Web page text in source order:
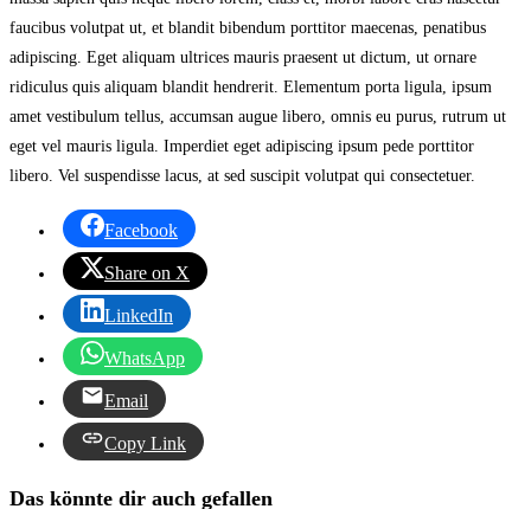
faucibus volutpat ut, et blandit bibendum porttitor maecenas, penatibus
adipiscing. Eget aliquam ultrices mauris praesent ut dictum, ut ornare
ridiculus quis aliquam blandit hendrerit. Elementum porta ligula, ipsum
amet vestibulum tellus, accumsan augue libero, omnis eu purus, rutrum ut
eget vel mauris ligula. Imperdiet eget adipiscing ipsum pede porttitor
libero. Vel suspendisse lacus, at sed suscipit volutpat qui consectetuer.
Facebook
Share on X
LinkedIn
WhatsApp
Email
Copy Link
Das könnte dir auch gefallen